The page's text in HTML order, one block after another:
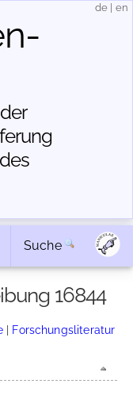
de en
Suche
16844
| Forschungsliteratur